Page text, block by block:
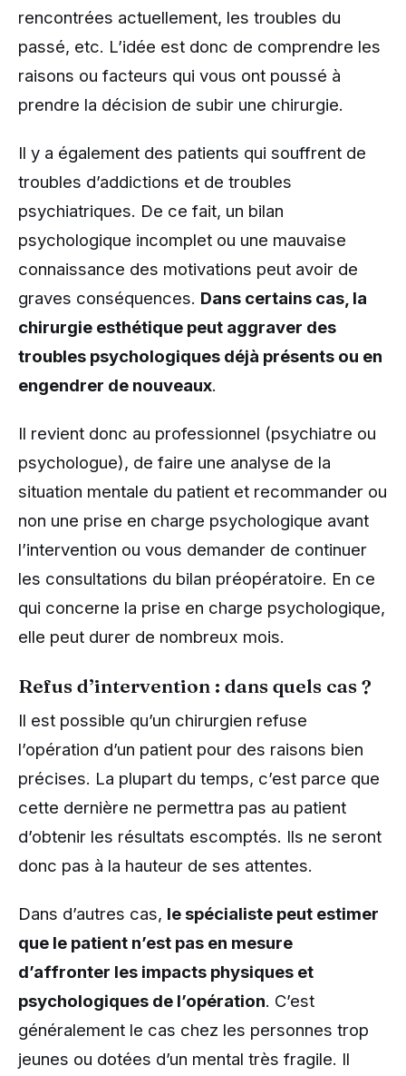
rencontrées actuellement, les troubles du
passé, etc. L’idée est donc de comprendre les
raisons ou facteurs qui vous ont poussé à
prendre la décision de subir une chirurgie.
Il y a également des patients qui souffrent de
troubles d’addictions et de troubles
psychiatriques. De ce fait, un bilan
psychologique incomplet ou une mauvaise
connaissance des motivations peut avoir de
graves conséquences. Dans certains cas, la
chirurgie esthétique peut aggraver des
troubles psychologiques déjà présents ou en
engendrer de nouveaux.
Il revient donc au professionnel (psychiatre ou
psychologue), de faire une analyse de la
situation mentale du patient et recommander ou
non une prise en charge psychologique avant
l’intervention ou vous demander de continuer
les consultations du bilan préopératoire. En ce
qui concerne la prise en charge psychologique,
elle peut durer de nombreux mois.
Refus d’intervention : dans quels cas ?
Il est possible qu’un chirurgien refuse
l’opération d’un patient pour des raisons bien
précises. La plupart du temps, c’est parce que
cette dernière ne permettra pas au patient
d’obtenir les résultats escomptés. Ils ne seront
donc pas à la hauteur de ses attentes.
Dans d’autres cas, le spécialiste peut estimer
que le patient n’est pas en mesure
d’affronter les impacts physiques et
psychologiques de l’opération. C’est
généralement le cas chez les personnes trop
jeunes ou dotées d’un mental très fragile. Il